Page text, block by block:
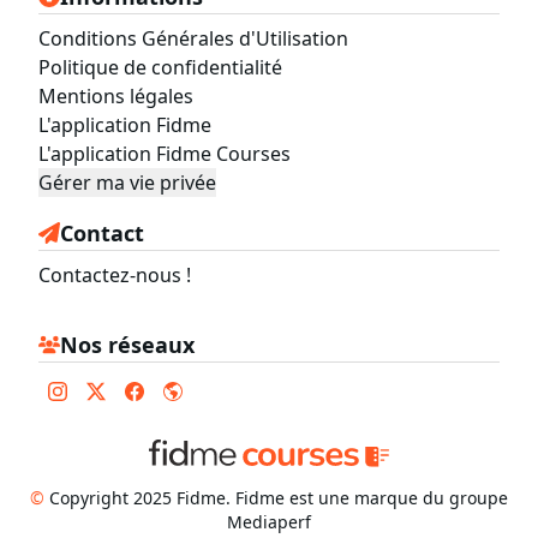
Conditions Générales d'Utilisation
Politique de confidentialité
Mentions légales
L'application Fidme
L'application Fidme Courses
Gérer ma vie privée
Contact
Contactez-nous !
Nos réseaux
© Copyright 2025 Fidme. Fidme est une marque du groupe
Mediaperf